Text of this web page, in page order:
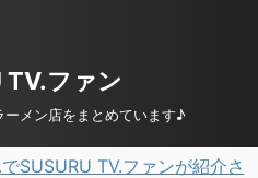
TV.ファン
メン店をまとめています♪
SUSURU TV.ファンが紹介さ